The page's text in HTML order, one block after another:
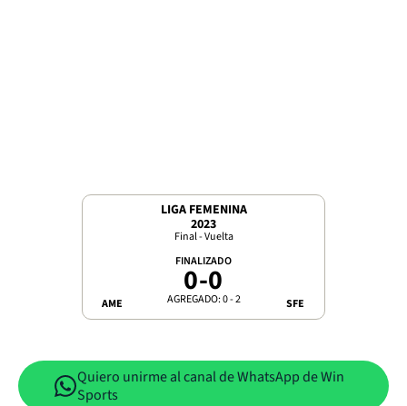
LIGA FEMENINA
2023
Final - Vuelta
AME
FINALIZADO
0-0
AGREGADO: 0 - 2 SFE
Quiero unirme al canal de WhatsApp de Win
Sports